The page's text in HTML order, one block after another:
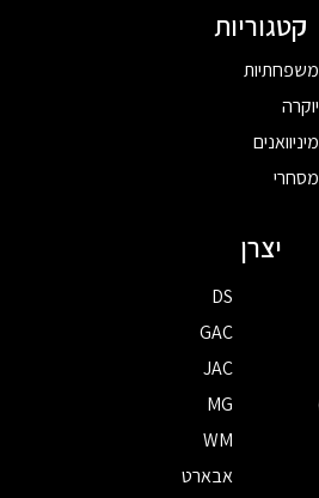
קטגוריות
משפחתיות
יוקרה
מיניוואנים
מסחרי
יצרן
DS
GAC
JAC
MG
WM
אבארט